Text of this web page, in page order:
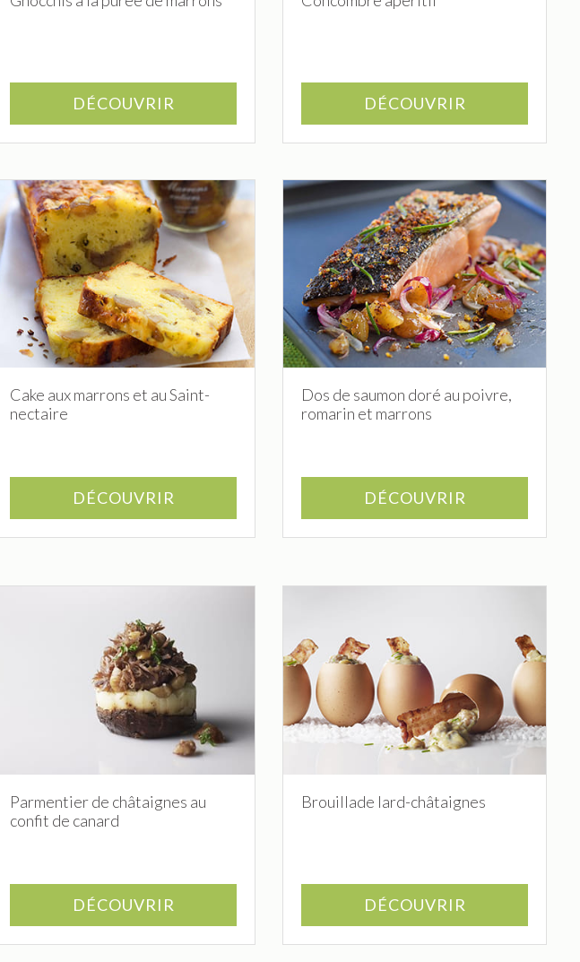
DÉCOUVRIR DÉCOUVRIR
Cake aux marrons et au Saint-
nectaire
DÉCOUVRIR
Dos de saumon doré au poivre,
romarin et marrons
DÉCOUVRIR
Parmentier de châtaignes au
confit de canard
DÉCOUVRIR
Brouillade lard-châtaignes
DÉCOUVRIR